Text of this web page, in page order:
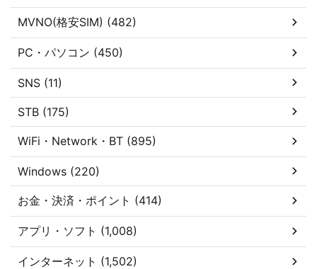
MVNO(格安SIM) (482)
PC・パソコン (450)
SNS (11)
STB (175)
WiFi・Network・BT (895)
Windows (220)
お金・決済・ポイント (414)
アプリ・ソフト (1,008)
インターネット (1,502)